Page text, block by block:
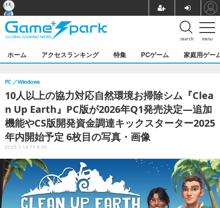
menu
search
ホーム アクセスランキング 特集 PCゲーム 家庭用ゲー
10人以上の協力対応自然環境お掃除シム『Clea
n Up Earth』PC版が2026年Q1発売決定―追加
機能やCS版開発資金調達キックスターター2025
年内開始予定 6枚目の写真・画像
PC Windows
2025.7.18 Fri 8:30